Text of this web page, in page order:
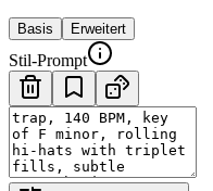
Basis Erweitert
Stil-Prompt